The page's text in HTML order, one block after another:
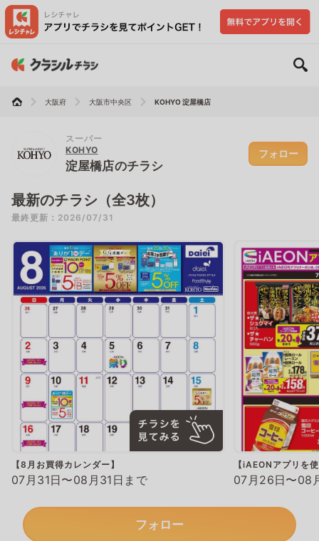
大阪府 大阪市中央区 KOHYO 淀屋橋店
スーパー
KOHYO
淀屋橋店のチラシ
フォロー
最新のチラシ（全3枚）
最終更新：2026/07/31
【8月お買得カレンダー】
07月31日〜08月31日まで
【iAEONアプリを
07月26日〜08
フォロー